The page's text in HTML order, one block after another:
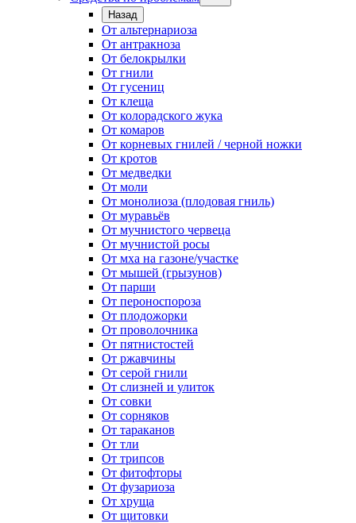
Назад
От альтернариоза
От антракноза
От белокрылки
От гнили
От гусениц
От клеща
От колорадского жука
От комаров
От корневых гнилей / черной ножки
От кротов
От медведки
От моли
От монолиоза (плодовая гниль)
От муравьёв
От мучнистого червеца
От мучнистой росы
От мха на газоне/участке
От мышей (грызунов)
От парши
От пероноспороза
От плодожорки
От проволочника
От пятнистостей
От ржавчины
От серой гнили
От слизней и улиток
От совки
От сорняков
От тараканов
От тли
От трипсов
От фитофторы
От фузариоза
От хруща
От щитовки